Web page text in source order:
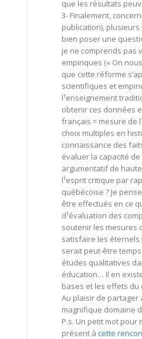
que les résultats
3- Finalement,
publication),
bien poser une
je ne comprends pas
empiriques (« On
que cette réforme
scientifiques et
l¹enseignement
obtenir ces données
français = mesure de
choix multiples en
connaissance des
évaluer la capacité
argumentatif de
l¹esprit critique par
québécoise ? Je
être effectués en ce
d¹évaluation des
soutenir les mesures
satisfaire les
serait peut-être
études qualitatives
éducation… Il en
bases et les effets du
Au plaisir de
magnifique domaine
P.s. Un petit mot pour
présent à cette